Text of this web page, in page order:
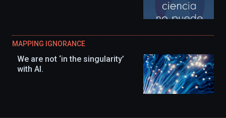
MAPPING IGNORANCE
We are not ‘in the singularity’
with AI.